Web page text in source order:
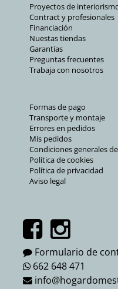
Proyectos de
Contract y profesionales
Financiación
Nuestas tiendas
Garantías
Preguntas frecuentes
Trabaja con nosotros
Formas de pago
Transporte y montaje
Errores en pedidos
Mis pedidos
Condiciones generales
Política de cookies
Política de privacidad
Aviso legal
Formulario de
662 648 471